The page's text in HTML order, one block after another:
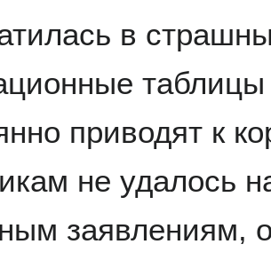
в
приводят к
не удалось
заявлениям,